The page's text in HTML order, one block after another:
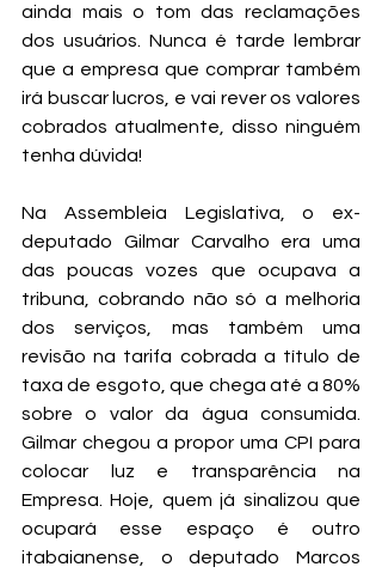
ainda mais o tom das reclamações
dos usuários. Nunca é tarde lembrar
que a empresa que comprar também
irá buscar lucros, e vai rever os valores
cobrados atualmente, disso ninguém
tenha dúvida!
Na Assembleia Legislativa, o ex-
deputado Gilmar Carvalho era uma
das poucas vozes que ocupava a
tribuna, cobrando não só a melhoria
dos serviços, mas também uma
revisão na tarifa cobrada a título de
taxa de esgoto, que chega até a 80%
sobre o valor da água consumida.
Gilmar chegou a propor uma CPI para
colocar luz e transparência na
Empresa. Hoje, quem já sinalizou que
ocupará esse espaço é outro
itabaianense, o deputado Marcos